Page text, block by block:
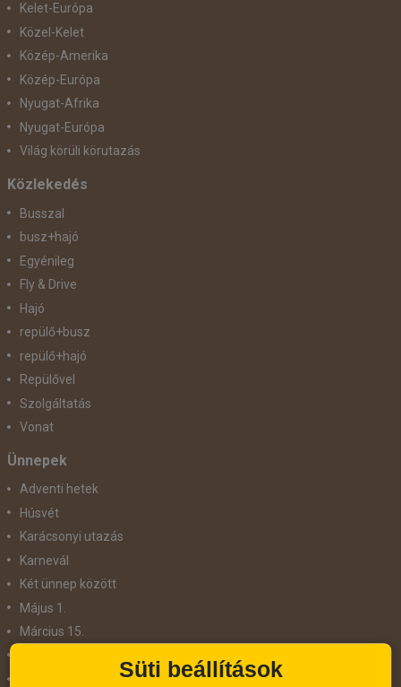
Kelet-Európa
Közel-Kelet
Közép-Amerika
Közép-Európa
Nyugat-Afrika
Nyugat-Európa
Világ körüli körutazás
Közlekedés
Busszal
busz+hajó
Egyénileg
Fly & Drive
Hajó
repülő+busz
repülő+hajó
Repülővel
Szolgáltatás
Vonat
Ünnepek
Adventi hetek
Húsvét
Karácsonyi utazás
Karnevál
Két ünnep között
Május 1.
Március 15.
Süti beállítások